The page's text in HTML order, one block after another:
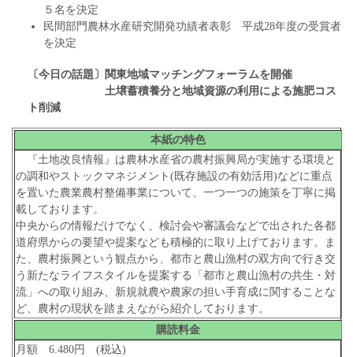
５名を決定
民間部門農林水産研究開発功績者表彰 平成28年度の受賞者
を決定
〔今日の話題〕関東地域マッチングフォーラムを開催
土壌蓄積養分と地域資源の利用による施肥コス
ト削減
本紙の特色
『土地改良情報』は農林水産省の農村振興局が実施する環境と
の調和やストックマネジメント(既存施設の有効活用)などに重点
を置いた農業農村整備事業について、一つ一つの施策を丁寧に掲
載しております。
中央からの情報だけでなく、検討会や審議会などで出された各都
道府県からの要望や提案なども積極的に取り上げております。ま
た、農村振興という観点から、都市と農山漁村の双方向で行き交
う新たなライフスタイルを提案する「都市と農山漁村の共生・対
流」への取り組み、新規就農や農家の担い手育成に関することな
ど、農村の現状を踏まえながら紹介しております。
購読料金
月額 6.480円 (税込)